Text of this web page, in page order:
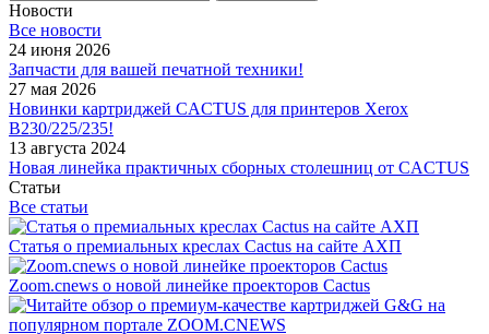
Новости
Все новости
24 июня 2026
Запчасти для вашей печатной техники!
27 мая 2026
Новинки картриджей CACTUS для принтеров Xerox
B230/225/235!
13 августа 2024
Новая линейка практичных сборных столешниц от CACTUS
Статьи
Все статьи
Статья о премиальных креслах Cactus на сайте АХП
Zoom.cnews о новой линейке проекторов Cactus